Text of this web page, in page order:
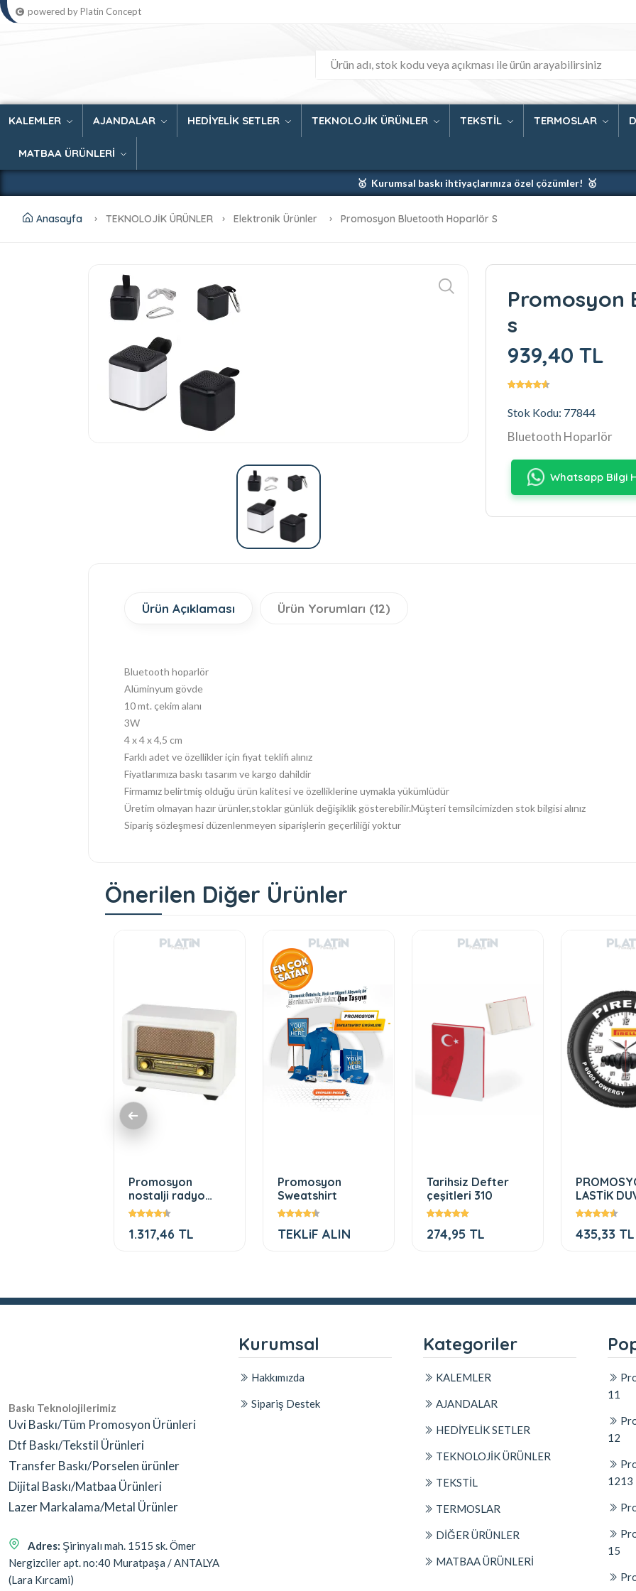
powered by Platin Concept
KALEMLER AJANDALAR HEDİYELİK SETLER TEKNOLOJİK ÜRÜNLER TEKSTİL TERMOSLAR
MATBAA ÜRÜNLERİ
🥇 Kurumsal baskı ihtiyaçlarınıza özel çözümler! 🥇
🥇 Şimdi %35 indirim! 🥇
Anasayfa TEKNOLOJİK ÜRÜNLER Elektronik Ürünler Promosyon Bluetooth Hoparlör S
Promosyon
s
939,40 TL
Stok Kodu: 77844
Bluetooth Hoparlör
Whatsapp Bilgi
Ürün Açıklaması Ürün Yorumları (12)
Bluetooth hoparlör
Alüminyum gövde
10 mt. çekim alanı
3W
4 x 4 x 4,5 cm
Farklı adet ve özellikler için fiyat teklifi alınız
Fiyatlarımıza baskı tasarım ve kargo dahildir
Firmamız belirtmiş olduğu ürün kalitesi ve özelliklerine uymakla yükümlüdür
Üretim olmayan hazır ürünler,stoklar günlük değişiklik gösterebilir.Müşteri temsilcimizden stok bilgisi alınız
Sipariş sözleşmesi düzenlenmeyen siparişlerin geçerliliği yoktur
Önerilen Diğer Ürünler
Promosyon
nostalji radyo
fiyatları
1.317,46 TL
Promosyon
Sweatshirt
TEKLiF ALIN
Tarihsiz Defter
çeşitleri 310
274,95 TL
LASTİK
SAATİ (32
435,33 TL
Baskı Teknolojilerimiz
Uvi Baskı/Tüm Promosyon Ürünleri
Dtf Baskı/Tekstil Ürünleri
Transfer Baskı/Porselen ürünler
Dijital Baskı/Matbaa Ürünleri
Lazer Markalama/Metal Ürünler
Adres: Şirinyalı mah. 1515 sk. Ömer
Nergizciler apt. no:40 Muratpaşa / ANTALYA
(Lara Kırcami)
Kurumsal
Hakkımızda
Sipariş Destek
Kategoriler
KALEMLER
AJANDALAR
HEDİYELİK SETLER
TEKNOLOJİK ÜRÜNLER
TEKSTİL
TERMOSLAR
DİĞER ÜRÜNLER
MATBAA ÜRÜNLERİ
11
12
1213
15